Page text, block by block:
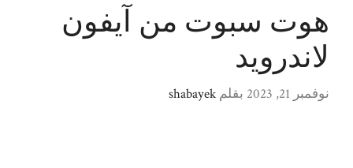
هوت سبوت من آيفون
لاندرويد
نوفمبر 21, 2023 بقلمshabayek